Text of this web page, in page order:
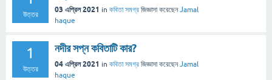
উত্তর
03 এপ্রিল 2021 in কবিতা সমগ্র জিজ্ঞাসা করেছেনJamal
haque
1
উত্তর
নদীর সপ্ন কবিতাটি কার?
04 এপ্রিল 2021 in কবিতা সমগ্র জিজ্ঞাসা করেছেনJamal
haque